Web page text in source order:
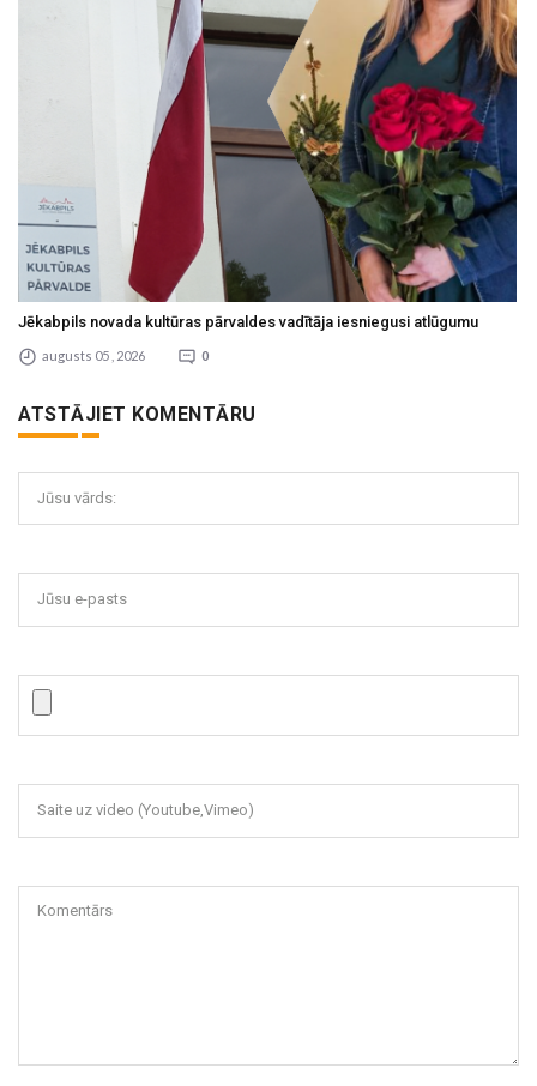
Jēkabpils novada kultūras pārvaldes vadītāja iesniegusi atlūgumu
augusts 05 , 2026 0
ATSTĀJIET KOMENTĀRU
Jūsu vārds:
Jūsu e-pasts
Saite uz video (Youtube,Vimeo)
Komentārs